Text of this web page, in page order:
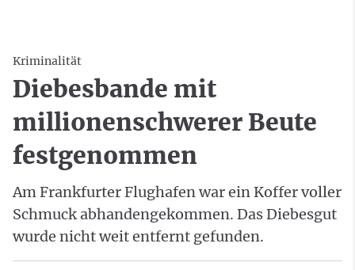
Kriminalität
Diebesbande mit
millionenschwerer Beute
festgenommen
Am Frankfurter Flughafen war ein Koffer voller
Schmuck abhandengekommen. Das Diebesgut
wurde nicht weit entfernt gefunden.